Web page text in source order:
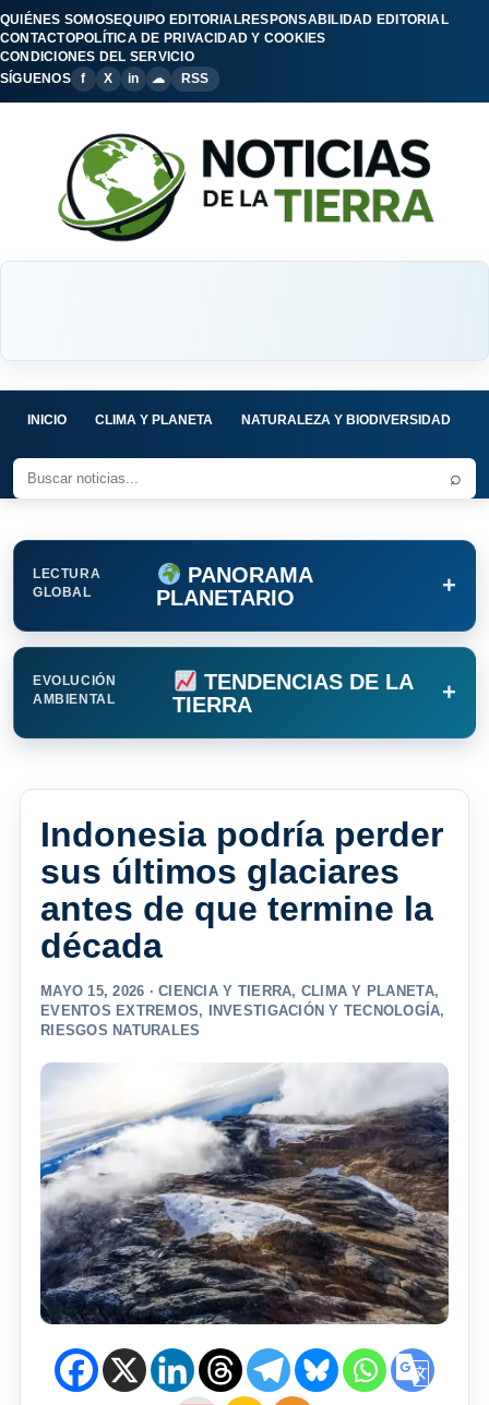
QUIÉNES SOMOSEQUIPO EDITORIALRESPONSABILIDAD EDITORIAL
CONTACTOPOLÍTICA DE PRIVACIDAD Y COOKIES
CONDICIONES DEL SERVICIO
SÍGUENOS
f X in ☁ RSS
INICIO CLIMA Y PLANETA NATURALEZA Y BIODIVERSIDAD
⌕
LECTURA
GLOBAL
PANORAMA
PLANETARIO
+
EVOLUCIÓN
AMBIENTAL
TENDENCIAS DE LA
TIERRA
+
Indonesia podría perder
sus últimos glaciares
antes de que termine la
década
MAYO 15, 2026 ·CIENCIA Y TIERRA, CLIMA Y PLANETA,
EVENTOS EXTREMOS, INVESTIGACIÓN Y TECNOLOGÍA,
RIESGOS NATURALES